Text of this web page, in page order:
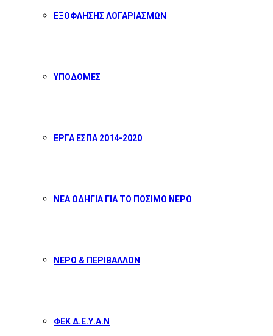
ΕΞΟΦΛΗΣΗΣ ΛΟΓΑΡΙΑΣΜΩΝ
ΥΠΟΔΟΜΕΣ
ΕΡΓΑ ΕΣΠΑ 2014-2020
ΝΕΑ ΟΔΗΓΙΑ ΓΙΑ ΤΟ ΠΟΣΙΜΟ ΝΕΡΟ
ΝΕΡΟ & ΠΕΡΙΒΑΛΛΟΝ
ΦΕΚ Δ.Ε.Υ.Α.Ν